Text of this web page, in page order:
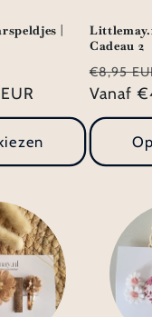
|
Cadeau 2
prijs
€8,95
Vanaf